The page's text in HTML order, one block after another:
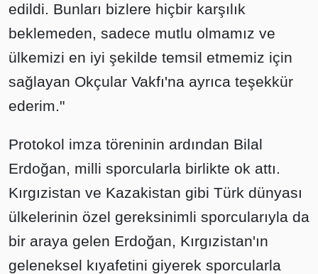
edildi. Bunları bizlere hiçbir karşılık
beklemeden, sadece mutlu olmamız ve
ülkemizi en iyi şekilde temsil etmemiz için
sağlayan Okçular Vakfı'na ayrıca teşekkür
ederim."
Protokol imza töreninin ardından Bilal
Erdoğan, milli sporcularla birlikte ok attı.
Kırgızistan ve Kazakistan gibi Türk dünyası
ülkelerinin özel gereksinimli sporcularıyla da
bir araya gelen Erdoğan, Kırgızistan'ın
geleneksel kıyafetini giyerek sporcularla